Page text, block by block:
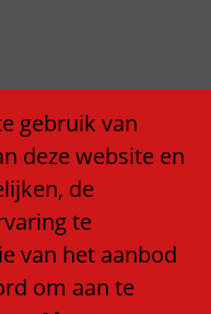
gebruik van
deze website en
de
te
van het aanbod
om aan te